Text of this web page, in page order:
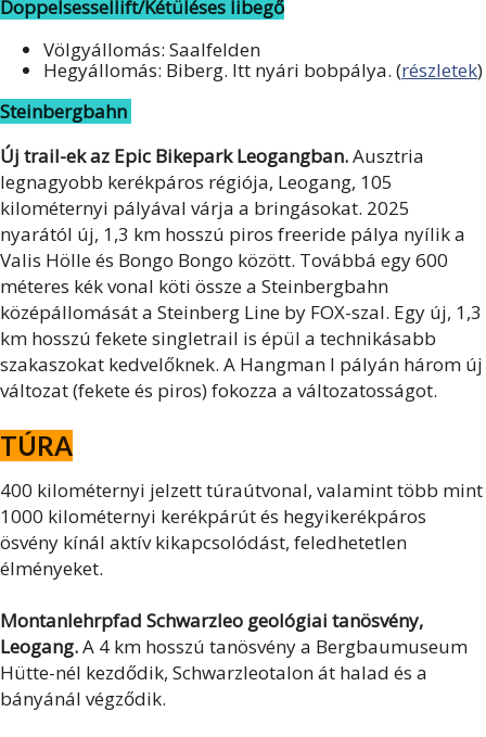
Doppelsessellift/Kétüléses libegő
Völgyállomás: Saalfelden
Hegyállomás: Biberg. Itt nyári bobpálya. (részletek)
Steinbergbahn
Új trail-ek az Epic Bikepark Leogangban.Ausztria
legnagyobb kerékpáros régiója, Leogang, 105
kilométernyi pályával várja a bringásokat. 2025
nyarától új, 1,3 km hosszú piros freeride pálya nyílik a
Valis Hölle és Bongo Bongo között. Továbbá egy 600
méteres kék vonal köti össze a Steinbergbahn
középállomását a Steinberg Line by FOX-szal. Egy új, 1,3
km hosszú fekete singletrail is épül a technikásabb
szakaszokat kedvelőknek. A Hangman I pályán három új
változat (fekete és piros) fokozza a változatosságot.
TÚRA
400 kilométernyi jelzett túraútvonal, valamint több mint
1000 kilométernyi kerékpárút és hegyikerékpáros
ösvény kínál aktív kikapcsolódást, feledhetetlen
élményeket.
Montanlehrpfad Schwarzleo geológiai tanösvény,
Leogang.A 4 km hosszú tanösvény a Bergbaumuseum
Hütte-nél kezdődik, Schwarzleotalon át halad és a
bányánál végződik.